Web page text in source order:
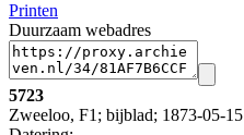
Printen
Duurzaam webadres
5723
Zweeloo, F1; bijblad; 1873-05-15